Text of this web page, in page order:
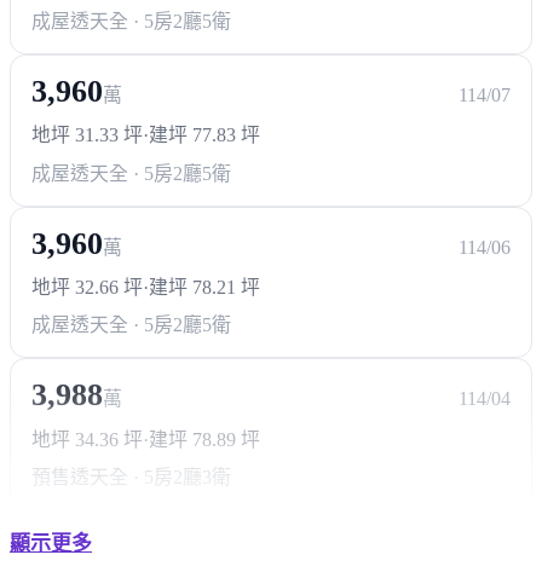
成屋透天全 · 5房2廳5衛
3,960萬
114/07
地坪 31.33 坪·建坪 77.83 坪
成屋透天全 · 5房2廳5衛
3,960萬
114/06
地坪 32.66 坪·建坪 78.21 坪
成屋透天全 · 5房2廳5衛
3,988萬
114/04
地坪 34.36 坪·建坪 78.89 坪
預售透天全 · 5房2廳3衛
顯示更多